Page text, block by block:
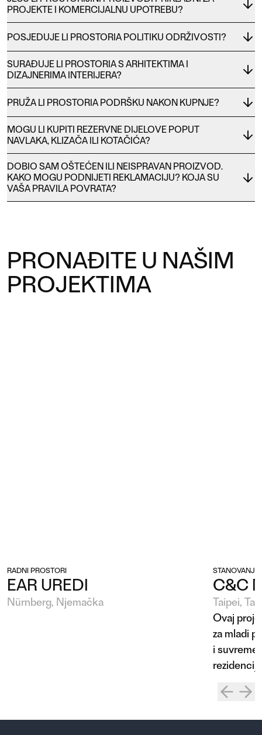
PROJEKTE I KOMERCIJALNU UPOTREBU?
POSJEDUJE LI PROSTORIA POLITIKU ODRŽIVOSTI?
SURAĐUJE LI PROSTORIA S ARHITEKTIMA I
DIZAJNERIMA INTERIJERA?
PRUŽA LI PROSTORIA PODRŠKU NAKON KUPNJE?
MOGU LI KUPITI REZERVNE DIJELOVE POPUT
NAVLAKA, KLIZAČA ILI KOTAČIĆA?
DOBIO SAM OŠTEĆEN ILI NEISPRAVAN PROIZVOD.
KAKO MOGU PODNIJETI REKLAMACIJU? KOJA SU
VAŠA PRAVILA POVRATA?
PRONAĐITE U NAŠIM
PROJEKTIMA
RADNI PROSTORI
EAR UREDI
Nürnberg, Njemačka
STANOVANJE
C&C
Taipei,
Ovaj
za mladi
i